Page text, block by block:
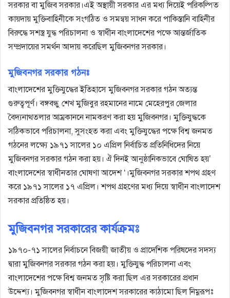
সরকার বা মুজিব সরকার।এই অস্থায়ী সরকার এর মধ্য দিয়েই পরিকল্পিত
কায়দায় মুক্তিবাহিনীকে সংগঠিত ও সমন্বয় সাধন করে পাকিস্তানি বাহিনীর
বিরুদ্ধে সশস্ত্র যুদ্ধ পরিচালনা ও স্বাধীন বাংলাদেশের পক্ষে আন্তর্জাতিক
সম্প্রদায়ের সমর্থন আদায় করেছিল মুজিবনগর সরকার।
মুজিবনগর সরকার গঠনঃ
বাংলাদেশের মুক্তিযুদ্ধের ইতিহাসে মুজিবনগর সরকার গঠন অত্যন্ত
গুরুত্বপূর্ণ। বঙ্গবন্ধু শেখ মুজিবুর রহমানের নামে মেহেরপুর জেলার
বৈদ্যনাথতলার আম্রকাননে নামকরণ করা হয় মুজিবনগর। মুক্তিযুদ্ধকে
সঠিকভাবে পরিচালনা, সুসংহত করা এবং মুক্তিযুদ্ধের পক্ষে বিশ্ব জনমত
গঠনের লক্ষ্যে ১৯৭১ সালের ১০ এপ্রিল নির্বাচিত প্রতিনিধিদের নিয়ে
মুজিবনগর সরকার গঠন করা হয়। ঐ দিনই আনুষ্ঠানিকভাবে ঘোষিত হয়’
বাংলাদেশের স্বাধীনতার ঘোষণা আদেশ ‘।মুজিবনগর সরকার শপথ গ্রহণ
করে ১৯৭১ সালের ১৭ এপ্রিল। শপথ গ্রহণের মধ্য দিয়ে স্বাধীন বাংলাদেশ
সরকার প্রতিষ্ঠিত হয়।
মুজিবনগর সরকারের কার্যক্রমঃ
১৯৭০-৭১ সালের নির্বাচনে বিজয়ী জাতীয় ও প্রাদেশিক পরিষদের সদস্য
দ্বারা মুজিবনগর সরকার গঠন করা হয়। মুক্তিযুদ্ধ পরিচালনা এবং
বাংলাদেশের পক্ষে বিশ্ব জনমত সৃষ্টি করা ছিল এর সরকারের প্রধান
উদ্দেশ্য। মুজিবনগর স্বাধীন বাংলাদেশ সরকারের কাঠামো ছিল নিম্নরূপঃ